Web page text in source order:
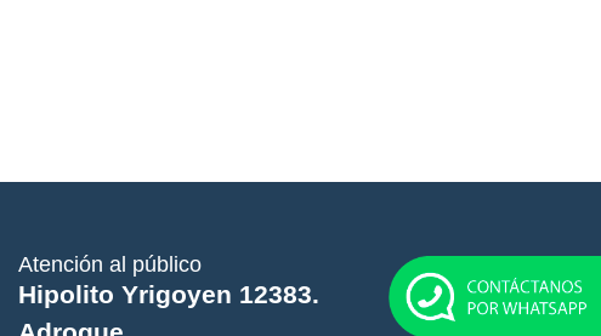
Atención al público
Hipolito Yrigoyen 12383.